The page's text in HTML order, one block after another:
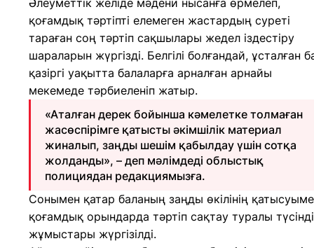
Әлеуметтік желіде мәдени нысанға өрмелеп,
қоғамдық тәртіпті елемеген жастардың суреті
тараған соң тәртіп сақшылары жедел іздестіру
шараларын жүргізді. Белгілі болғандай, ұсталған
қазіргі уақытта балаларға арналған арнайы
мекемеде тәрбиеленіп жатыр.
«Аталған дерек бойынша кәмелетке толмаған
жасөспірімге қатысты әкімшілік материал
жиналып, заңды шешім қабылдау үшін сотқа
жолданды», – деп мәлімдеді облыстық
полициядан редакциямызға.
Сонымен қатар баланың заңды өкілінің
қоғамдық орындарда тәртіп сақтау туралы
жұмыстары жүргізілді.